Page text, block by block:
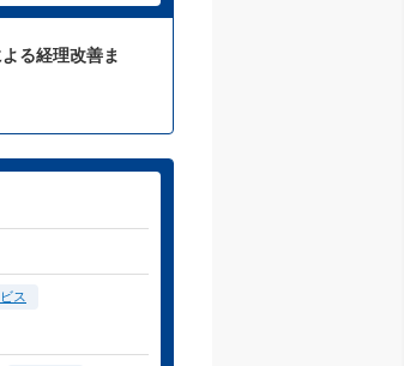
る経理改善ま
ス